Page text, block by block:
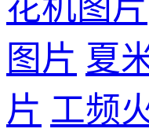
花机图片
图片 夏
片 工频